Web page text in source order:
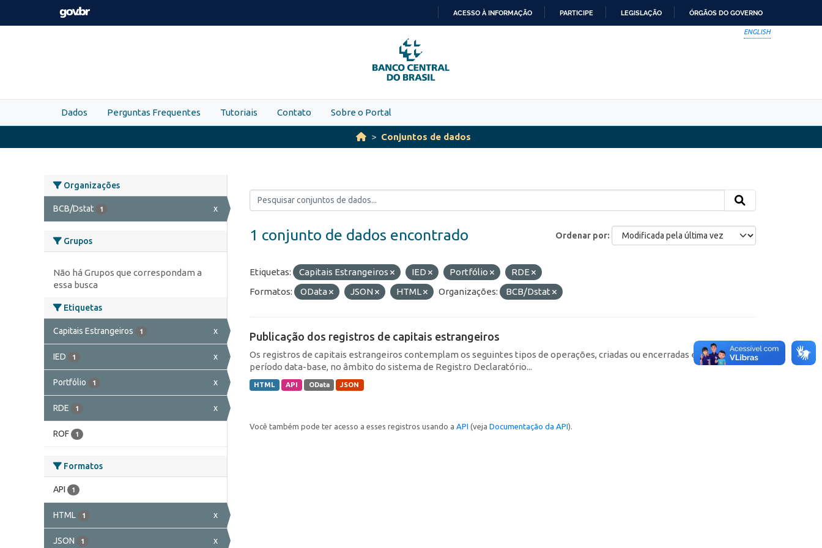
Skip to main content
PARA
O
CONTEÚDO
ACESSO À INFORMAÇÃO PARTICIPE LEGISLAÇÃO ÓRGÃOS DO GOVERNO
ENGLISH
Dados Perguntas Frequentes Tutoriais Contato Sobre o Portal
Conjuntos de dados
Organizações
BCB/Dstat 1 x
Grupos
Não há Grupos que correspondam a
essa busca
Etiquetas
Capitais Estrangeiros 1 x
IED 1 x
Portfólio 1 x
RDE 1 x
ROF 1
Formatos
API 1
HTML 1 x
JSON 1 x
Ordenar por
1 conjunto de dados encontrado
Etiquetas: Capitais Estrangeiros IED Portfólio
RDE
Formatos:
OData JSON HTML Organizações: BCB/Dstat
Publicação dos registros de capitais estrangeiros
Os registros de capitais estrangeiros contemplam os seguintes tipos de operações, criadas ou encerradas em cada
período data-base, no âmbito do sistema de Registro Declaratório...
HTML API OData JSON
Você também pode ter acesso a esses registros usando a API (veja Documentação da API).